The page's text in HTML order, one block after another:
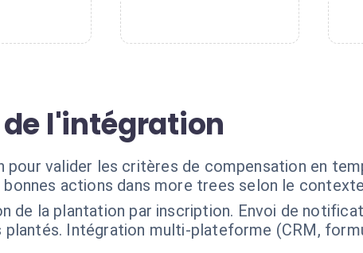
l'intégration
pour valider les critères de compensation en
bonnes actions dans more trees selon le
de la plantation par inscription. Envoi de
plantés. Intégration multi-plateforme (CRM,